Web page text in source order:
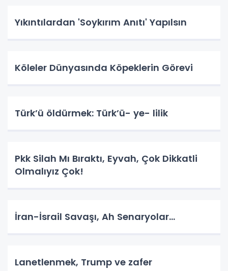
Yıkıntılardan 'Soykırım Anıtı' Yapılsın
Köleler Dünyasında Köpeklerin Görevi
Türk’ü öldürmek: Türk’ü- ye- lilik
Pkk Silah Mı Bıraktı, Eyvah, Çok Dikkatli
Olmalıyız Çok!
İran-İsrail Savaşı, Ah Senaryolar...
Lanetlenmek, Trump ve zafer